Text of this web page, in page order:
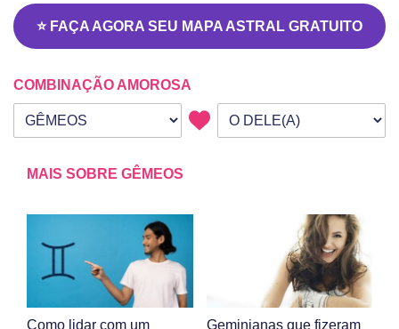
⭐ FAÇA AGORA SEU MAPA ASTRAL GRATUITO
COMBINAÇÃO AMOROSA
Seu signo
Signo da outra pessoa
MAIS SOBRE GÊMEOS
Como lidar com um
Geminianas que fizeram